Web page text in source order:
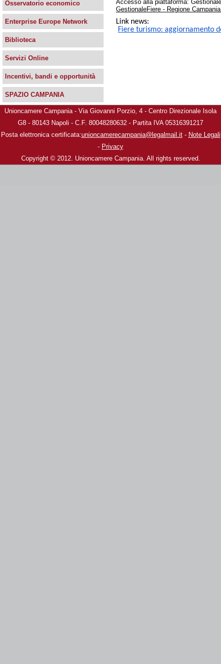
Accesso alla piattaforma:
GestionaleFiere - Regione
Link news:
Fiere turismo: aggiornamento
Osservatorio economico
Enterprise Europe Network
Biblioteca
Servizi Online
Incentivi, bandi e opportunità
SPAZIO CAMPANIA
Unioncamere Campania - Via Giovanni Porzio, 4 - Centro Direzionale Isola
G8 - 80143 Napoli - C.F. 80048280632 - Partita IVA 05316391217
Posta elettronica certificata:unioncamerecampania@legalmail.it- Note Legali
- Privacy
Copyright © 2012. Unioncamere Campania. All rights reserved.